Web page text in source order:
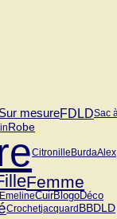
Sur mesureFDLDSac
Robe
Citronille BurdaAlex
Femme
EmelineCuirBlogoDéco
Crochetjacquard BBDLD